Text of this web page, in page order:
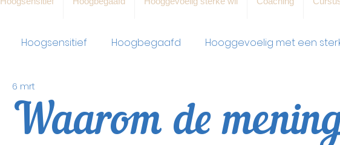
Hoogsensitief Hoogbegaafd Hooggevoelig met een
Waarom de
6 mrt